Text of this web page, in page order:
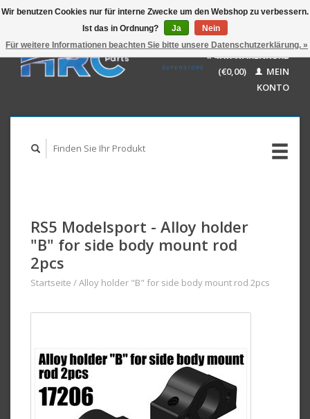
GBP
USD
AUD
Deutsch
English
IHR WARENKORB
(€0,00)
MEIN
KONTO
RS5 Modelsport - Alloy holder
"B" for side body mount rod
2pcs
Startseite /Alloy holder "B" for side body mount rod 2pcs
Wir benutzen Cookies nur für interne Zwecke um den Webshop zu verbessern.
Ist das in Ordnung?
Ja
Nein
Für weitere Informationen beachten Sie bitte unsere Datenschutzerklärung. »